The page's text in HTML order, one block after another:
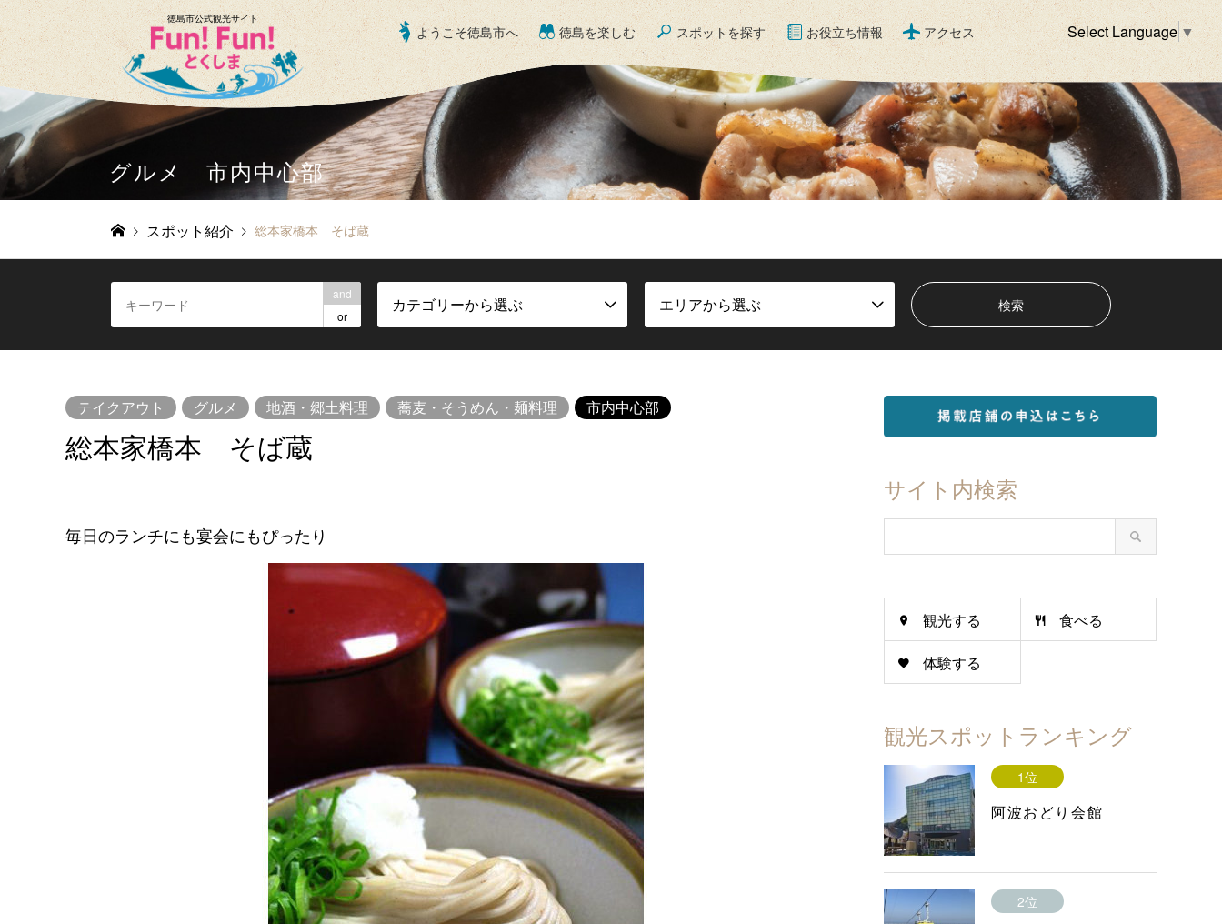
徳島市公式観光サイト
ようこそ徳島市へ 徳島を楽しむ スポットを探す お役立ち情報 アクセス Select Language ▼
グルメ 市内中心部
スポット紹介 総本家橋本 そば蔵
and
or
カテゴリーから選ぶ エリアから選ぶ
テイクアウト グルメ 地酒・郷土料理 蕎麦・そうめん・麺料理 市内中心部
総本家橋本 そば蔵
毎日のランチにも宴会にもぴったり
サイト内検索
観光する 食べる
体験する
観光スポットランキング
1位
阿波おどり会館
2位